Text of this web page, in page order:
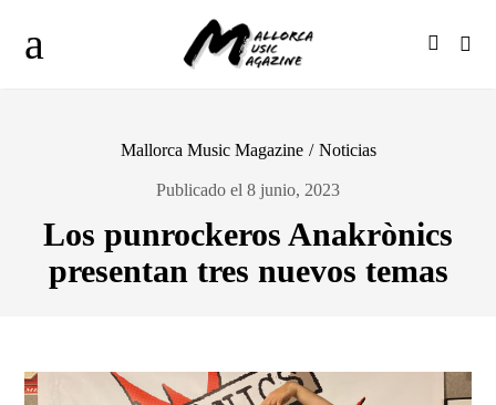
Mallorca Music Magazine / Noticias
Publicado el 8 junio, 2023
Los punrockeros Anakrònics
presentan tres nuevos temas